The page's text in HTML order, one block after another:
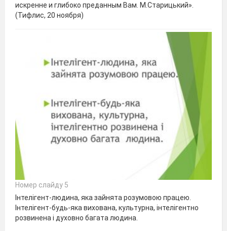
искренне и глибоко преданным Вам. М.Старицький».
(Тифлис, 20 ноября)
Номер слайду 5
Інтелігент-людина, яка зайнята розумовою працею.
Інтелігент-будь-яка вихована, культурна, інтелігентно
розвинена і духовно багата людина.